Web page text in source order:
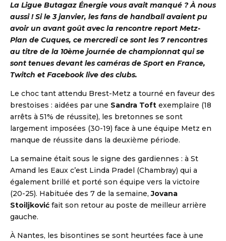
La Ligue Butagaz Énergie vous avait manqué ? À nous
aussi ! Si le 3 janvier, les fans de handball avaient pu
avoir un avant goût avec la rencontre report Metz-
Plan de Cuques, ce mercredi ce sont les 7 rencontres
au titre de la 10ème journée de championnat qui se
sont tenues devant les caméras de Sport en France,
Twitch et Facebook live des clubs.
Le choc tant attendu Brest-Metz a tourné en faveur des
brestoises : aidées par une Sandra Toft exemplaire (18
arrêts à 51% de réussite), les bretonnes se sont
largement imposées (30-19) face à une équipe Metz en
manque de réussite dans la deuxième période.
La semaine était sous le signe des gardiennes : à St
Amand les Eaux c’est Linda Pradel (Chambray) qui a
également brillé et porté son équipe vers la victoire
(20-25). Habituée des 7 de la semaine,Jovana
Stoiljković fait son retour au poste de meilleur arrière
gauche.
À Nantes, les bisontines se sont heurtées face à une